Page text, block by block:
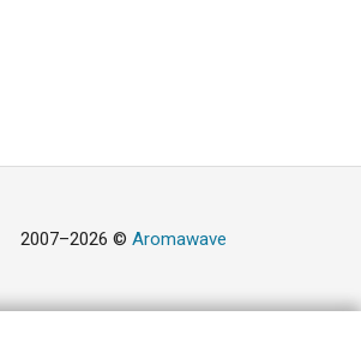
2007–2026 © Aromawave